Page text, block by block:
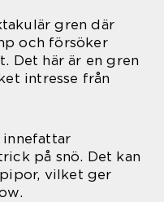
gren där
och försöker
Det här är en gren
intresse från
innefattar
på snö. Det kan
vilket ger